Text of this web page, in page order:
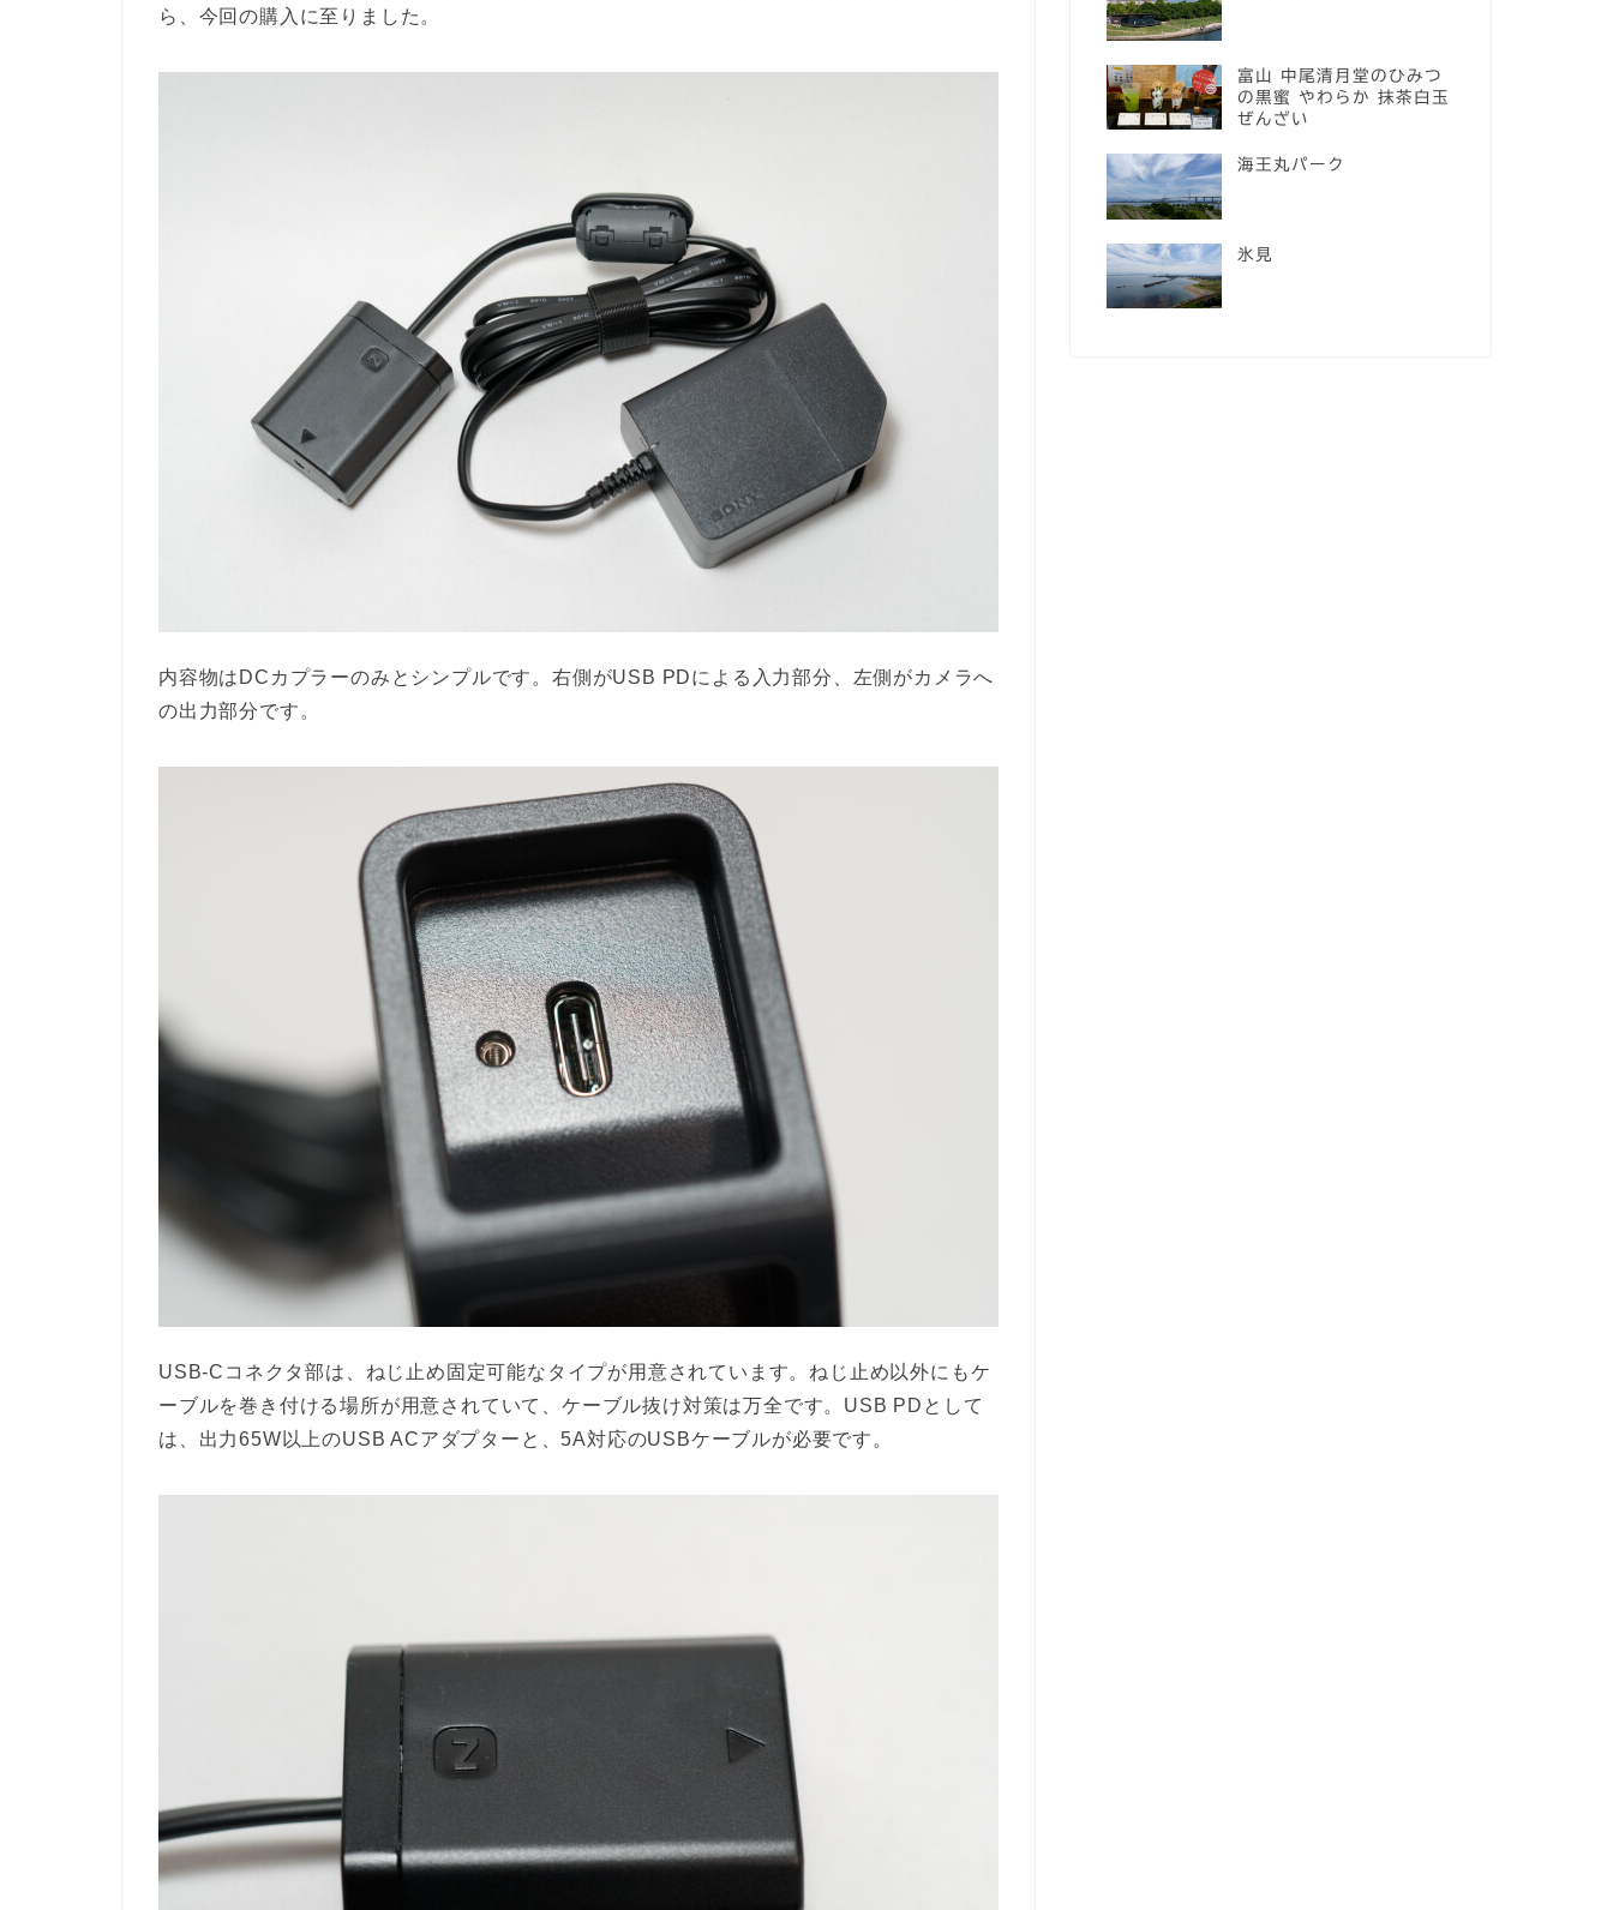
ら、今回の購入に至りました。
内容物はDCカプラーのみとシンプルです。右側がUSB PDによる入力部分、左側がカメラへ
の出力部分です。
USB-Cコネクタ部は、ねじ止め固定可能なタイプが用意されています。ねじ止め以外にもケ
ーブルを巻き付ける場所が用意されていて、ケーブル抜け対策は万全です。USB PDとして
は、出力65W以上のUSB ACアダプターと、5A対応のUSBケーブルが必要です。
富山 中尾清月堂のひみつ
の黒蜜 やわらか 抹茶白玉
ぜんざい
海王丸パーク
氷見